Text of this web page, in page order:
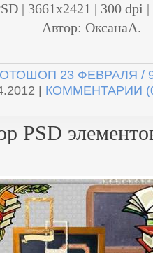
| 3661x2421 | 300 dpi
Автор: ОксанаА.
23 ФЕВРАЛЯ /
| КОММЕНТАРИИ
PSD